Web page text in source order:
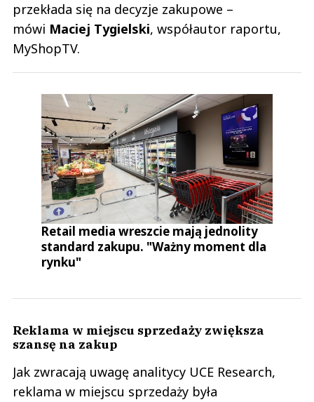
przekłada się na decyzje zakupowe –
mówi Maciej Tygielski, współautor raportu,
MyShopTV.
Retail media wreszcie mają jednolity
standard zakupu. "Ważny moment dla
rynku"
Reklama w miejscu sprzedaży zwiększa
szansę na zakup
Jak zwracają uwagę analitycy UCE Research,
reklama w miejscu sprzedaży była